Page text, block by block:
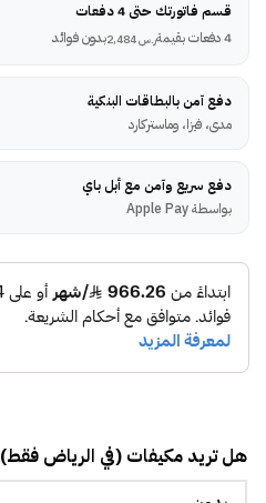
قسم فاتورتك حتى 4 دفعات
4 دفعات بقيمة
ر.س بدون فوائد
دفع آمن بالبطاقات البنكية
مدى، فيزا، وماستركارد
دفع سريع وآمن مع أبل باي
بواسطة Apple Pay
هل تريد مكيفات (في الرياض فقط)